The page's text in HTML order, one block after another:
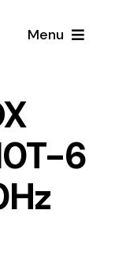
Menu
6